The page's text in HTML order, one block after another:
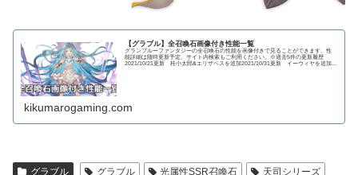
【グラブル】全召喚石画像付き性能一覧
グランブルーファンタジーの全召喚石の性能を画像付きで見ることができます。性
能詳細は随時更新予定。サイト内検索もご利用ください。※過去5件の更新履歴
2021/10/21更新 桂小太郎&エリザベスを追加2021/10/31更新 イーウィヤを追加...
kikumarogaming.com
グラブル グラブル 光属性SSR召喚石 天司シリーズ